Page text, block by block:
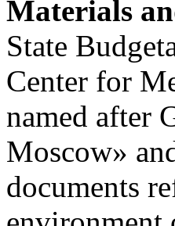
Materials
State
Center for
named after
Moscow»
documents